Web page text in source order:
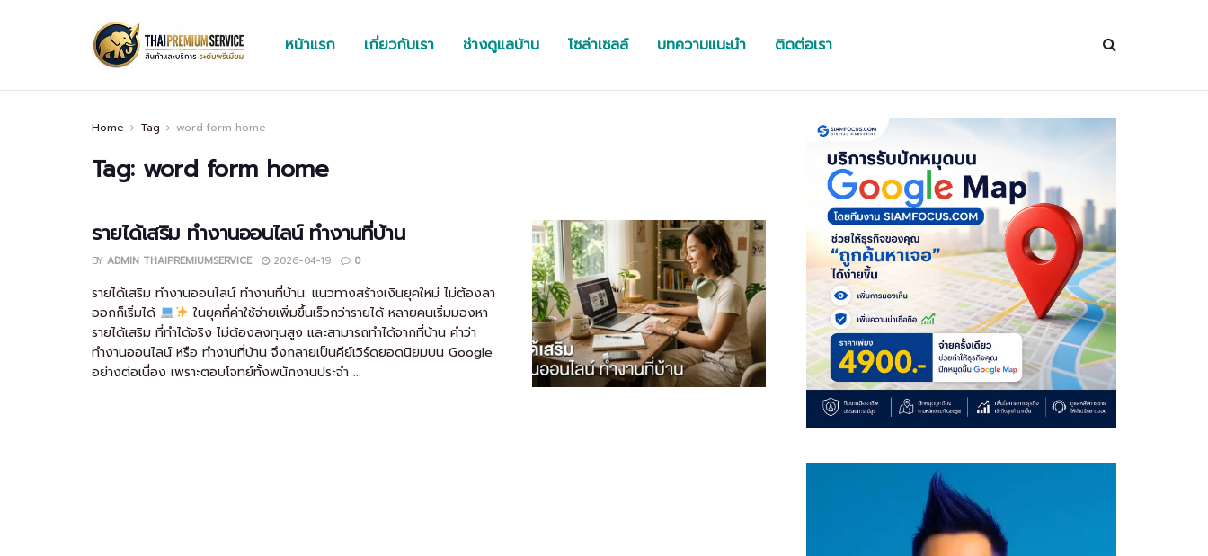
หน้าแรก เกี่ยวกับเรา ช่างดูแลบ้าน โซล่าเซลล์ บทความแนะนำ ติดต่อเรา
Home Tag word form home
Tag: word form home
รายได้เสริม ทำงานออนไลน์ ทำงานที่บ้าน
BY ADMIN THAIPREMIUMSERVICE 2026-04-19 0
รายได้เสริม ทำงานออนไลน์ ทำงานที่บ้าน: แนวทางสร้างเงินยุคใหม่ ไม่ต้องลา
ออกก็เริ่มได้
ในยุคที่ค่าใช้จ่ายเพิ่มขึ้นเร็วกว่ารายได้ หลายคนเริ่มมองหา
รายได้เสริม ที่ทำได้จริง ไม่ต้องลงทุนสูง และสามารถทำได้จากที่บ้าน คำว่า
ทำงานออนไลน์ หรือ ทำงานที่บ้าน จึงกลายเป็นคีย์เวิร์ดยอดนิยมบน Google
อย่างต่อเนื่อง เพราะตอบโจทย์ทั้งพนักงานประจำ ...